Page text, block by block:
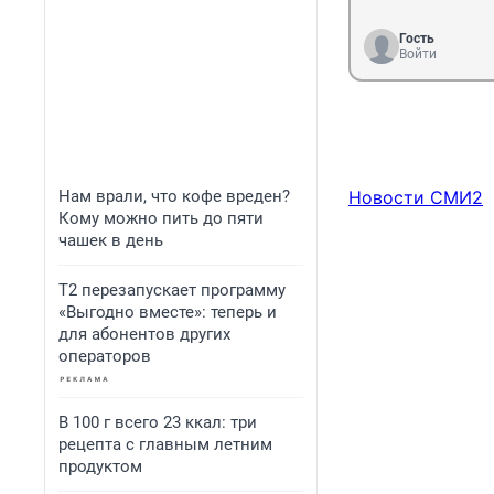
Нам врали, что кофе вреден?
Кому можно пить до пяти
чашек в день
Т2 перезапускает программу
«Выгодно вместе»: теперь и
для абонентов других
операторов
В 100 г всего 23 ккал: три
рецепта с главным летним
продуктом
Гость
Войти
Новости СМИ2